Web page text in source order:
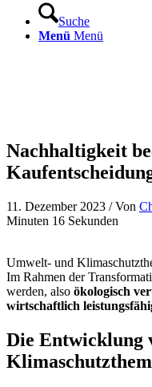
Suche
Menü Menü
Nachhaltigkeit
11. Dezember 2023 / Von
Minuten 16 Sekunden
Umwelt- und
Im Rahmen der
werden, also ökologisch
wirtschaftlich
Die Entwicklung